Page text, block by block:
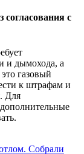
с
и дымохода, а
газовый
к штрафам и
Для
Собрали